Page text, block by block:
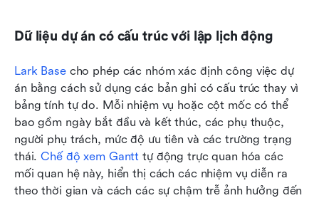
Dữ liệu dự án có cấu trúc với lập lịch động
Lark Base cho phép các nhóm xác định công việc dự
án bằng cách sử dụng các bản ghi có cấu trúc thay vì
bảng tính tự do. Mỗi nhiệm vụ hoặc cột mốc có thể
bao gồm ngày bắt đầu và kết thúc, các phụ thuộc,
người phụ trách, mức độ ưu tiên và các trường trạng
thái. Chế độ xem Gantt tự động trực quan hóa các
mối quan hệ này, hiển thị cách các nhiệm vụ diễn ra
theo thời gian và cách các sự chậm trễ ảnh hưởng đến